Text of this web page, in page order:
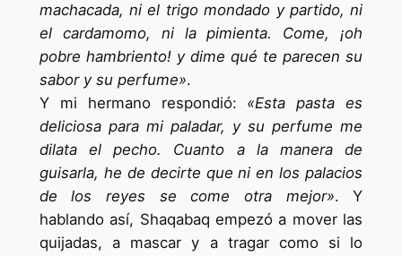
machacada, ni el trigo mondado y partido, ni
el cardamomo, ni la pimienta. Come, ¡oh
pobre hambriento! y dime qué te parecen su
sabor y su perfume».
Y mi hermano respondió: «Esta pasta es
deliciosa para mi paladar, y su perfume me
dilata el pecho. Cuanto a la manera de
guisarla, he de decirte que ni en los palacios
de los reyes se come otra mejor». Y
hablando así, Shaqabaq empezó a mover las
quijadas, a mascar y a tragar como si lo